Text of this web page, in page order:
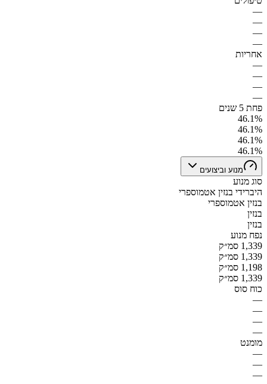
—
—
—
—
אחריות
—
—
—
—
פחת 5 שנים
46.1%
46.1%
46.1%
46.1%
מנוע וביצועים
סוג מנוע
היברידי בנזין אטמוספרי
בנזין אטמוספרי
בנזין
בנזין
נפח מנוע
1,339 סמ״ק
1,339 סמ״ק
1,198 סמ״ק
1,339 סמ״ק
כוח סוס
—
—
—
—
מומנט
—
—
—